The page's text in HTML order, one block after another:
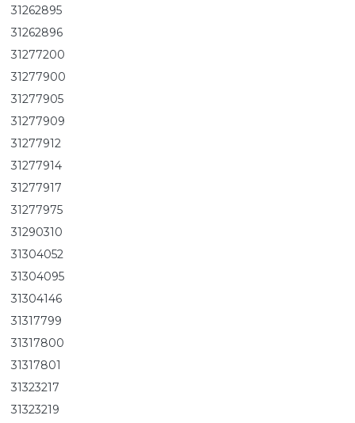
31262895
31262896
31277200
31277900
31277905
31277909
31277912
31277914
31277917
31277975
31290310
31304052
31304095
31304146
31317799
31317800
31317801
31323217
31323219